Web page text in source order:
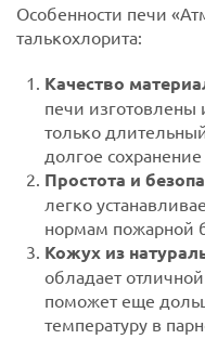
Особенности печи
талькохлорита:
Качество
печи изготовлены
только
долгое
Простота и
легко
нормам пожарной
Кожух из
обладает
поможет еще
температуру в